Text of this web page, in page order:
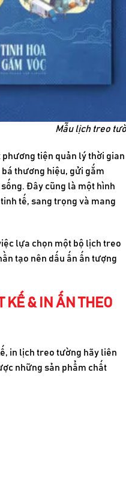
Mẫu lịch treo
phương tiện quản lý thời gian
thương hiệu, gửi gắm
Đây cũng là một hình
tế, sang trọng và mang
lựa chọn một bộ lịch treo
tạo nên dấu ấn ấn tượng
KẾ & IN ẤN THEO
in lịch treo tường hãy liên
những sản phẩm chất